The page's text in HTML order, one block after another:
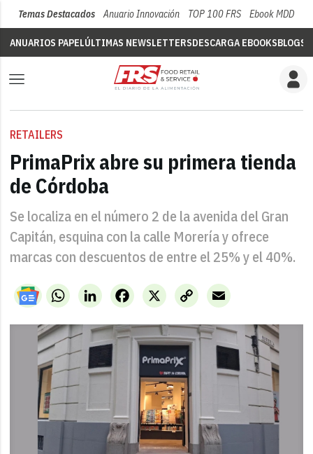
Temas Destacados Anuario Innovación TOP 100 FRS Ebook MDD
ANUARIOS PAPELÚLTIMAS NEWSLETTERSDESCARGA EBOOKSBLOGS
RETAILERS
PrimaPrix abre su primera tienda
de Córdoba
Se localiza en el número 2 de la avenida del Gran
Capitán, esquina con la calle Morería y ofrece
marcas con descuentos de entre el 25% y el 40%.
WhatsAppLinkedIn X
Facebook
Copy
Link
Email